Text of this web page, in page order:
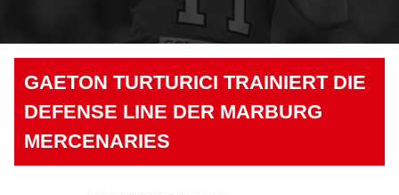
GAETON TURTURICI TRAINIERT DIE
DEFENSE LINE DER MARBURG
MERCENARIES